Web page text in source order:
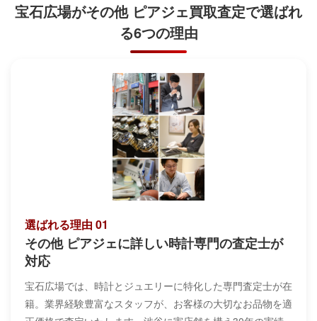
宝石広場がその他 ピアジェ買取査定で選ばれ
る6つの理由
選ばれる理由 01
その他 ピアジェに詳しい時計専門の査定士が
対応
宝石広場では、時計とジュエリーに特化した専門査定士が在
籍。業界経験豊富なスタッフが、お客様の大切なお品物を適